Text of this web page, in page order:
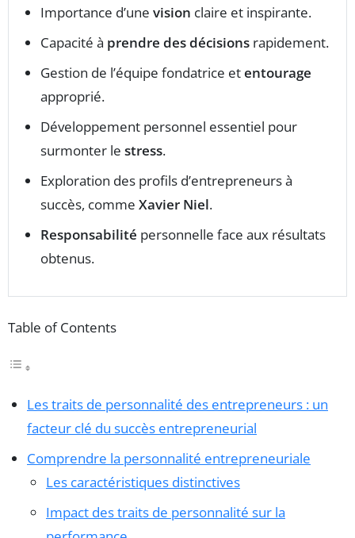
Importance d’une vision claire et inspirante.
Capacité à prendre des décisions rapidement.
Gestion de l’équipe fondatrice etentourage
approprié.
Développement personnel essentiel pour
surmonter le stress.
Exploration des profils d’entrepreneurs à
succès, comme Xavier Niel.
Responsabilité personnelle face aux résultats
obtenus.
Table of Contents
Les traits de personnalité des entrepreneurs : un
facteur clé du succès entrepreneurial
Comprendre la personnalité entrepreneuriale
Les caractéristiques distinctives
Impact des traits de personnalité sur la